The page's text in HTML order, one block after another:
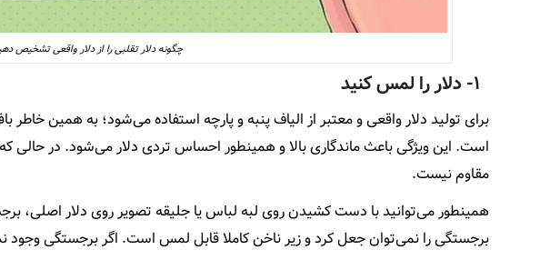
چگونه دلار تقلبی را از دلار واقعی تشخیص
برای تولید دلار واقعی و معتبر از الیاف پنبه و پارچه استفاده می‌شود؛ به همین
است. این ویژگی باعث ماندگاری بالا و همینطور احساس تردی دلار می‌شود. در حالی که
مقاوم نیست.
همینطور می‌توانید با دست کشیدن روی لبه لباس یا جلیقه تصویر روی دلار اصلی،
برجستگی را نمی‌توان جعل کرد و زیر ناخن کاملا قابل لمس است. اگر برجستگی